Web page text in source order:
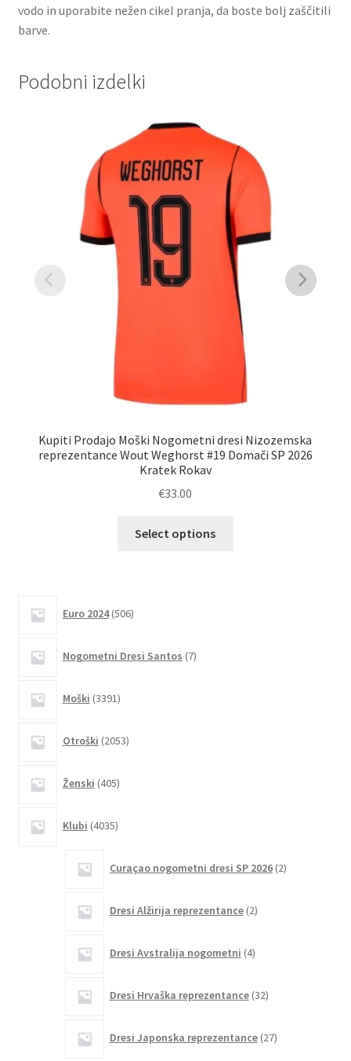
vodo in uporabite nežen cikel pranja, da boste bolj zaščitili
barve.
Podobni izdelki
Kupiti Prodajo Moški Nogometni dresi Nizozemska
reprezentance Wout Weghorst #19 Domači SP 2026
Kratek Rokav
€33.00
Select options
Euro 2024 506izdelkov
Nogometni Dresi Santos 7izdelkov
Moški 3391izdelkov
Otroški 2053izdelkov
Ženski 405izdelkov
Klubi 4035izdelkov
Curaçao nogometni dresi SP 2026 2izdelka
Dresi Alžirija reprezentance 2izdelka
Dresi Avstralija nogometni 4izdelki
Dresi Hrvaška reprezentance 32izdelkov
Dresi Japonska reprezentance 27izdelkov